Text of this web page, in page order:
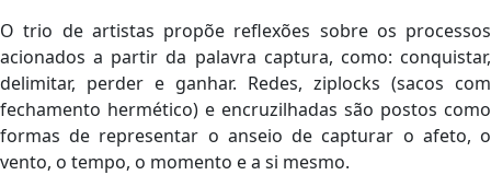
O trio de artistas propõe reflexões sobre os processos
acionados a partir da palavra captura, como: conquistar,
delimitar, perder e ganhar. Redes, ziplocks (sacos com
fechamento hermético) e encruzilhadas são postos como
formas de representar o anseio de capturar o afeto, o
vento, o tempo, o momento e a si mesmo.